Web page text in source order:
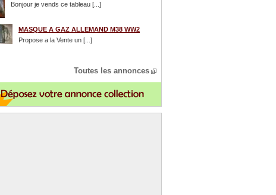
Bonjour je vends ce tableau [...]
MASQUE A GAZ ALLEMAND M38 WW2
Propose a la Vente un [...]
Toutes les annonces